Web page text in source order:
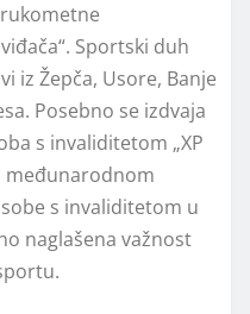
Sportski duh
iz Žepča, Usore, Banje
Posebno se izdvaja
s invaliditetom „XP
međunarodnom
s invaliditetom u
naglašena važnost